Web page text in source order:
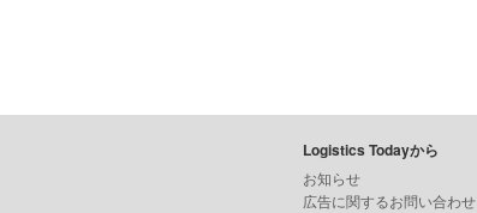
Logistics Todayから
お知らせ
広告に関するお問い合わせ